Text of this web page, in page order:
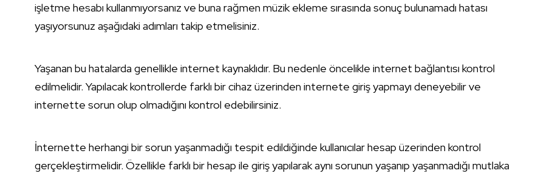
işletme hesabı kullanmıyorsanız ve buna rağmen müzik ekleme sırasında sonuç bulunamadı hatası
yaşıyorsunuz aşağıdaki adımları takip etmelisiniz.
Yaşanan bu hatalarda genellikle internet kaynaklıdır. Bu nedenle öncelikle internet bağlantısı kontrol
edilmelidir. Yapılacak kontrollerde farklı bir cihaz üzerinden internete giriş yapmayı deneyebilir ve
internette sorun olup olmadığını kontrol edebilirsiniz.
İnternette herhangi bir sorun yaşanmadığı tespit edildiğinde kullanıcılar hesap üzerinden kontrol
gerçekleştirmelidir. Özellikle farklı bir hesap ile giriş yapılarak aynı sorunun yaşanıp yaşanmadığı mutlaka